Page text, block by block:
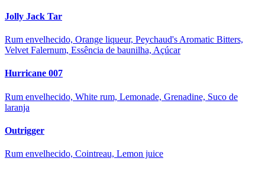
Jolly Jack Tar
Rum envelhecido, Orange liqueur, Peychaud's Aromatic Bitters,
Velvet Falernum, Essência de baunilha, Açúcar
Hurricane 007
Rum envelhecido, White rum, Lemonade, Grenadine, Suco de
laranja
Outrigger
Rum envelhecido, Cointreau, Lemon juice